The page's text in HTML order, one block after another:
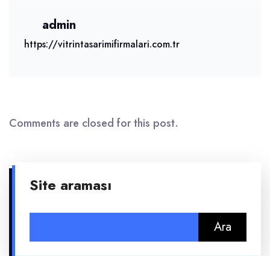
admin
https://vitrintasarimifirmalari.com.tr
Comments are closed for this post.
Site araması